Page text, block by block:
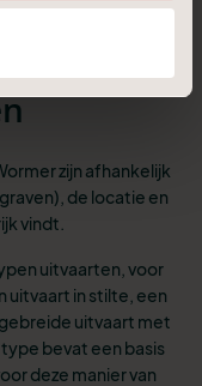
zijn afhankelijk
de locatie en
vindt.
uitvaarten, voor
uitvaart in stilte, een
uitvaart met
bevat een basis
deze manier van